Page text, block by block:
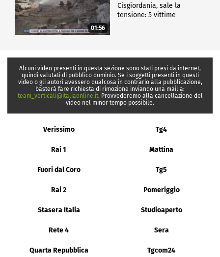
01:56
Cisgiordania, sale la
tensione: 5 vittime
Alcuni video presenti in questa sezione sono stati presi da internet,
quindi valutati di pubblico dominio. Se i soggetti presenti in questi
video o gli autori avessero qualcosa in contrario alla pubblicazione,
basterà fare richiesta di rimozione inviando una mail a:
team_verticali@italiaonline.it. Provvederemo alla cancellazione del
video nel minor tempo possibile.
Verissimo Tg4
Rai 1 Mattina
Fuori dal Coro Tg5
Rai 2 Pomeriggio
Stasera Italia Studioaperto
Rete 4 Sera
Quarta Repubblica Tgcom24